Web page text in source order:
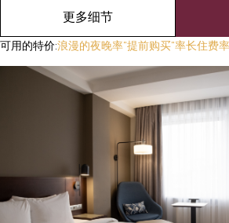
更多细节
可用的特价:浪漫的夜晚率"提前购买"率长住费率